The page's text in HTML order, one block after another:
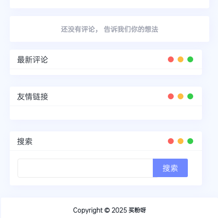
还没有评论， 告诉我们你的想法
最新评论
友情链接
搜索
Copyright © 2025买粉呀